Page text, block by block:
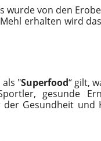
wurde von den
erhalten wird
als "Superfood“ gilt,
gesunde
der Gesundheit und